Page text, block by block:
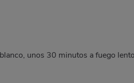
unos 30 minutos a fuego